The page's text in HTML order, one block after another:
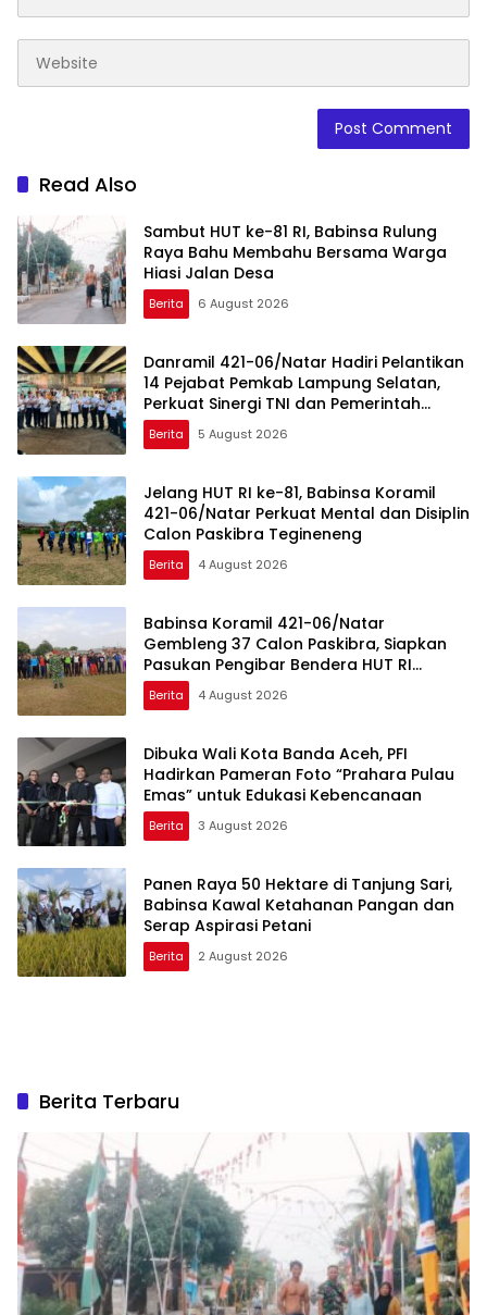
Read Also
Sambut HUT ke-81 RI, Babinsa Rulung
Raya Bahu Membahu Bersama Warga
Hiasi Jalan Desa
Berita 6 August 2026
Danramil 421-06/Natar Hadiri Pelantikan
14 Pejabat Pemkab Lampung Selatan,
Perkuat Sinergi TNI dan Pemerintah
Daerah
Berita 5 August 2026
Jelang HUT RI ke-81, Babinsa Koramil
421-06/Natar Perkuat Mental dan Disiplin
Calon Paskibra Tegineneng
Berita 4 August 2026
Babinsa Koramil 421-06/Natar
Gembleng 37 Calon Paskibra, Siapkan
Pasukan Pengibar Bendera HUT RI
Tingkat Kecamatan
Berita 4 August 2026
Dibuka Wali Kota Banda Aceh, PFI
Hadirkan Pameran Foto “Prahara Pulau
Emas” untuk Edukasi Kebencanaan
Berita 3 August 2026
Panen Raya 50 Hektare di Tanjung Sari,
Babinsa Kawal Ketahanan Pangan dan
Serap Aspirasi Petani
Berita 2 August 2026
Berita Terbaru